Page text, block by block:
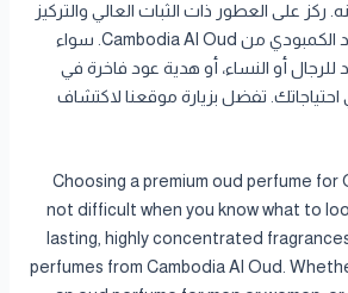
ركز على العطور ذات الثبات العالي والتركيز
القوي، مثل عطور العود الكمبودي من Cambodia Al Oud. سواء
أو النساء، أو هدية عود فاخرة في
احتياجاتك. تفضل بزيارة موقعنا لاكتشاف
Choosing a premium oud perfume for
not difficult when you know what to
lasting, highly concentrated
perfumes from Cambodia Al Oud.